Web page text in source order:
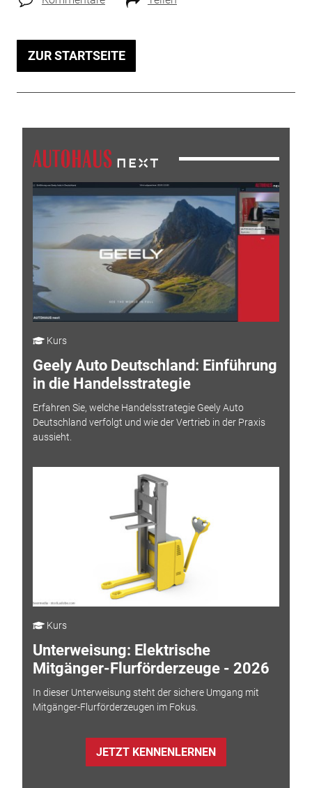
ZUR STARTSEITE
Kurs
Geely Auto Deutschland: Einführung
in die Handelsstrategie
Erfahren Sie, welche Handelsstrategie Geely Auto
Deutschland verfolgt und wie der Vertrieb in der Praxis
aussieht.
Kurs
Unterweisung: Elektrische
Mitgänger-Flurförderzeuge - 2026
In dieser Unterweisung steht der sichere Umgang mit
Mitgänger-Flurförderzeugen im Fokus.
JETZT KENNENLERNEN